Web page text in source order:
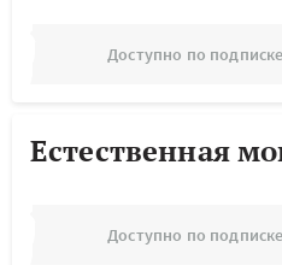
Доступно по
Естественная
Доступно по